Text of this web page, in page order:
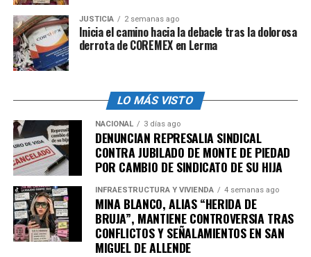
Las relaciones de trabajo entre plataformas digitales y
repartidores y conductores, estarán formalizadas a
través decontratos laborales, los cuales serán
distintos al documento de términos y condiciones de la
Centro Federal de Conciliación y Registro Laboral
Además, el marco regulatorio incorpora la obligación
para las plataformas digitales de contar con una
política de gestión algorítmica, la cual deberán conocer
los repartidores y conductores, esta debe contener tres
elementos:
Criterios del algoritmo: Las plataformas
JUSTICIA 2 semanas ago
Inicia el camino hacia la debacle tras la dolorosa
derrota de COREMEX en Lerma
LO MÁS VISTO
NACIONAL 3 días ago
DENUNCIAN REPRESALIA SINDICAL
CONTRA JUBILADO DE MONTE DE PIEDAD
POR CAMBIO DE SINDICATO DE SU HIJA
INFRAESTRUCTURA Y VIVIENDA 4 semanas ago
MINA BLANCO, ALIAS “HERIDA DE
BRUJA”, MANTIENE CONTROVERSIA TRAS
CONFLICTOS Y SEÑALAMIENTOS EN SAN
MIGUEL DE ALLENDE